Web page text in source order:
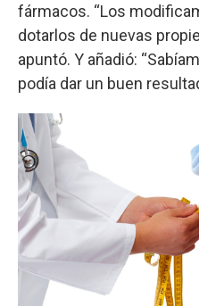
fármacos. “Los
dotarlos de nuevas
apuntó. Y añadió:
podía dar un buen